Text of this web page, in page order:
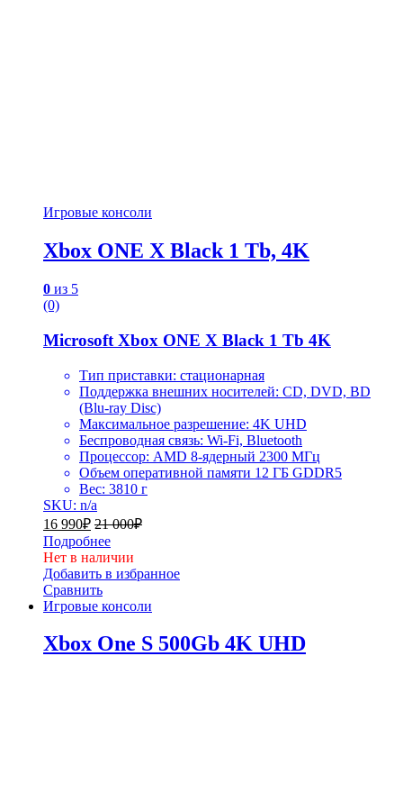
Игровые консоли
Xbox ONE X Black 1 Tb, 4K
0 из 5
(0)
Microsoft Xbox ONE X Black 1 Tb 4K
Тип приставки: стационарная
Поддержка внешних носителей: CD, DVD, BD
(Blu-ray Disc)
Максимальное разрешение: 4K UHD
Беспроводная связь: Wi-Fi, Bluetooth
Процессор: AMD 8-ядерный 2300 МГц
Объем оперативной памяти 12 ГБ GDDR5
Вес: 3810 г
SKU: n/a
16 990₽ 21 000₽
Подробнее
Нет в наличии
Добавить в избранное
Сравнить
Игровые консоли
Xbox One S 500Gb 4K UHD